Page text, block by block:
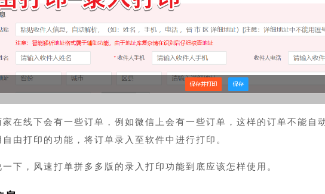
在线下会有一些订单，例如微信上会有一些订单，这样的订单不能自
由打印的功能，将订单录入至软件中进行打印。
下，风速打单拼多多版的录入打印功能到底应该怎样使用。